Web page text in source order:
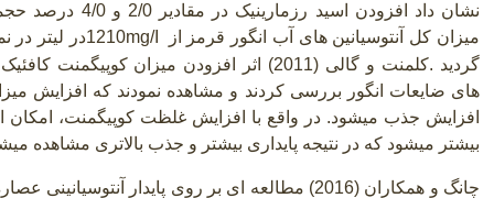
نشان داد افزودن
میزان کل آنتوسیانین های آب انگور قرمز از
1210mg/Iدر لیتر در
گردید .کلمنت و گالی )
2011) اثر افزودن میزان کوپیگمنت
های ضایعات انگور بررسی کردند و مشاهده نمودند که افزایش
افزایش جذب میشود. در واقع با افزایش غلظت کوپیگمنت، امکان
بیشتر میشود که در نتیجه پایداری بیشتر و جذب بالاتری مشاهده
چانگ و همکاران (2016) مطالعه ای بر روی پایدار